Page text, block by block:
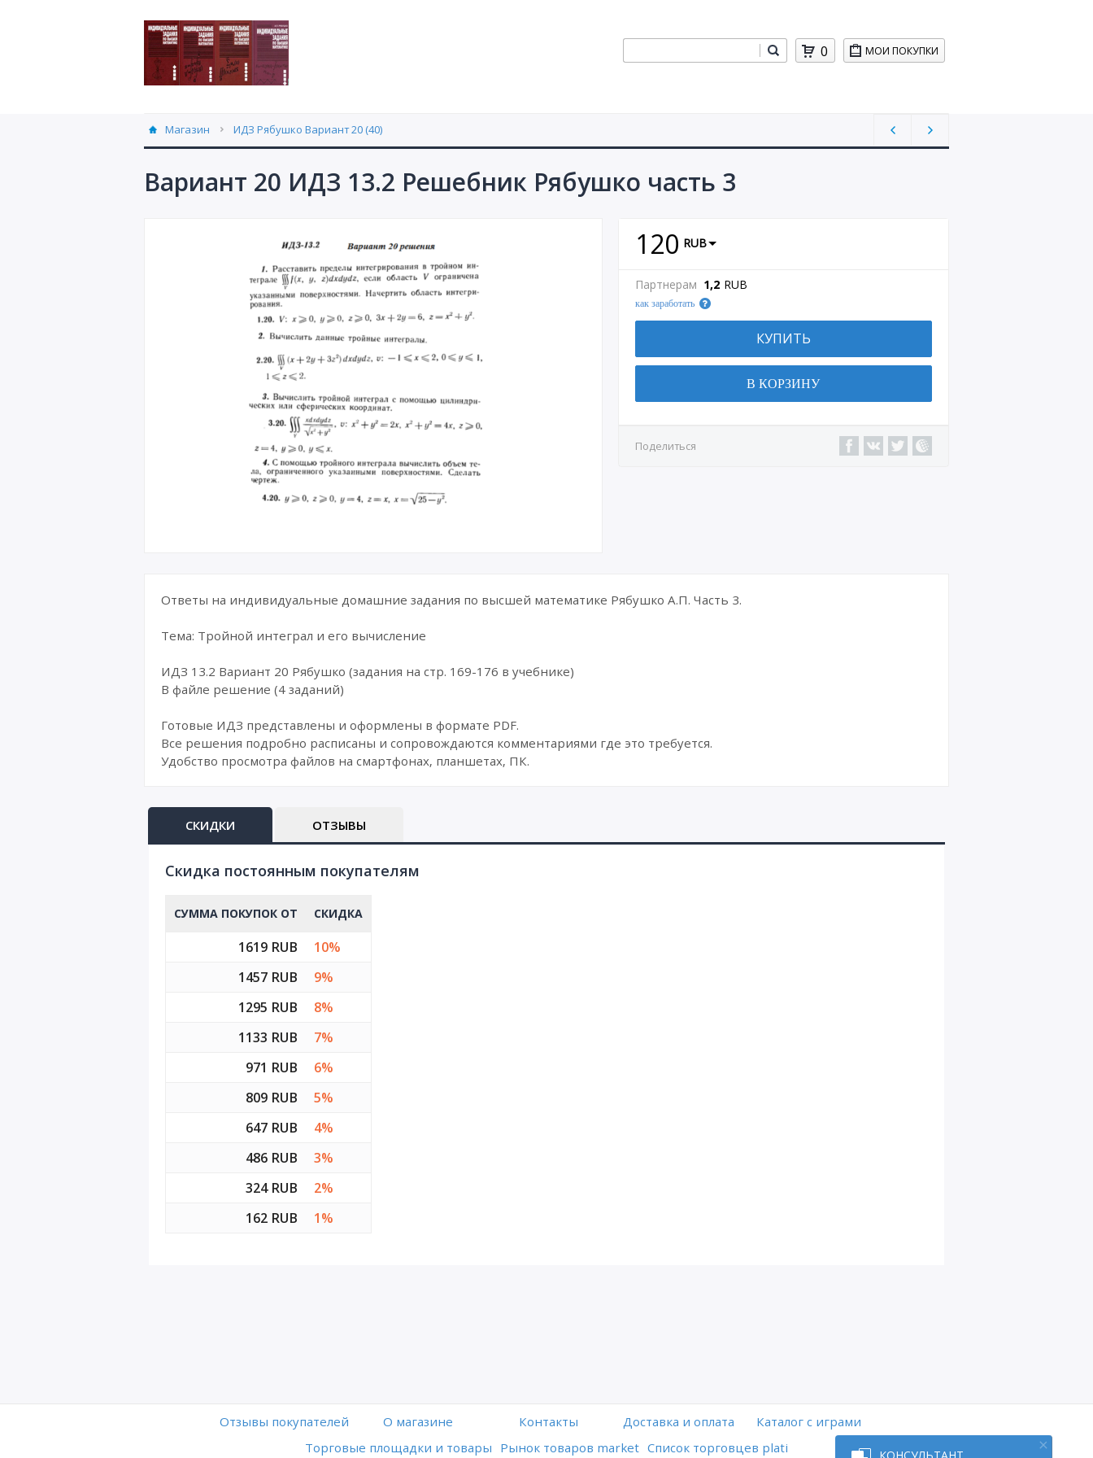
МОИ ПОКУПКИ
0
Магазин ИДЗ Рябушко Вариант 20 (40)
Вариант 20 ИДЗ 13.2 Решебник Рябушко часть 3
120 RUB
Партнерам 1,2 RUB
как заработать
КУПИТЬ
В КОРЗИНУ
Поделиться
Ответы на индивидуальные домашние задания по высшей математике Рябушко А.П. Часть 3.
Тема: Тройной интеграл и его вычисление
ИДЗ 13.2 Вариант 20 Рябушко (задания на стр. 169-176 в учебнике)
В файле решение (4 заданий)
Готовые ИДЗ представлены и оформлены в формате PDF.
Все решения подробно расписаны и сопровождаются комментариями где это требуется.
Удобство просмотра файлов на смартфонах, планшетах, ПК.
СКИДКИ ОТЗЫВЫ
Cкидка постоянным покупателям
СУММА ПОКУПОК ОТ СКИДКА
1619 RUB
10%
1457 RUB
9%
1295 RUB
8%
1133 RUB
7%
971 RUB
6%
809 RUB
5%
647 RUB
4%
486 RUB
3%
324 RUB
2%
162 RUB
1%
Отзывы покупателей O магазине Контакты Доставка и оплата
Каталог с играми
Торговые площадки и товары Рынок товаров market Список торговцев plati